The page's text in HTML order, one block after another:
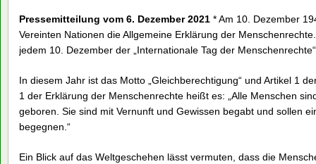
Pressemitteilung vom 6. Dezember 2021 * Am 10. Dezember
Vereinten Nationen die Allgemeine Erklärung der
jedem 10. Dezember der „Internationale Tag der
In diesem Jahr ist das Motto „Gleichberechtigung“ und Artikel 1
1 der Erklärung der Menschenrechte heißt es: „Alle Menschen
geboren. Sie sind mit Vernunft und Gewissen begabt und sollen
begegnen.“
Ein Blick auf das Weltgeschehen lässt vermuten, dass die